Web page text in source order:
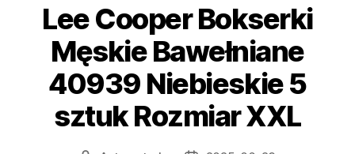
Lee Cooper Bokserki
Męskie Bawełniane
40939 Niebieskie 5
sztuk Rozmiar XXL